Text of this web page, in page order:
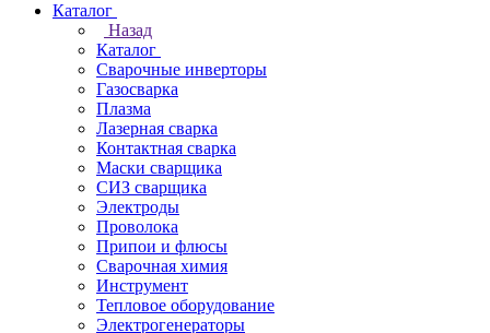
Каталог
Назад
Каталог
Сварочные инверторы
Газосварка
Плазма
Лазерная сварка
Контактная сварка
Маски сварщика
СИЗ сварщика
Электроды
Проволока
Припои и флюсы
Сварочная химия
Инструмент
Тепловое оборудование
Электрогенераторы